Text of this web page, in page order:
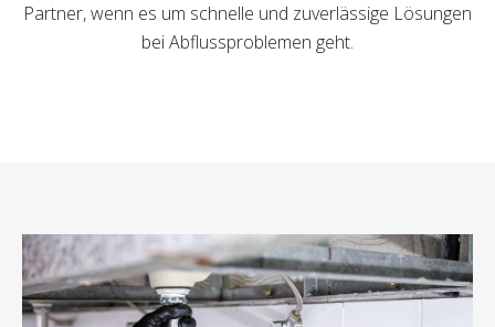
Partner, wenn es um schnelle und zuverlässige Lösungen
bei Abflussproblemen geht.